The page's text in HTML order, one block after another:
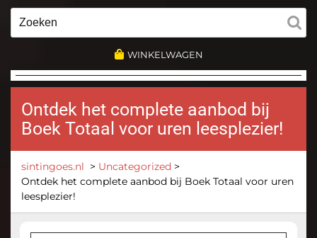
WINKELWAGEN
Ontdek het complete aanbod bij
Boek Totaal voor uren leesplezier!
sintingoes.nl > Uncategorized >
Ontdek het complete aanbod bij Boek Totaal voor uren
leesplezier!